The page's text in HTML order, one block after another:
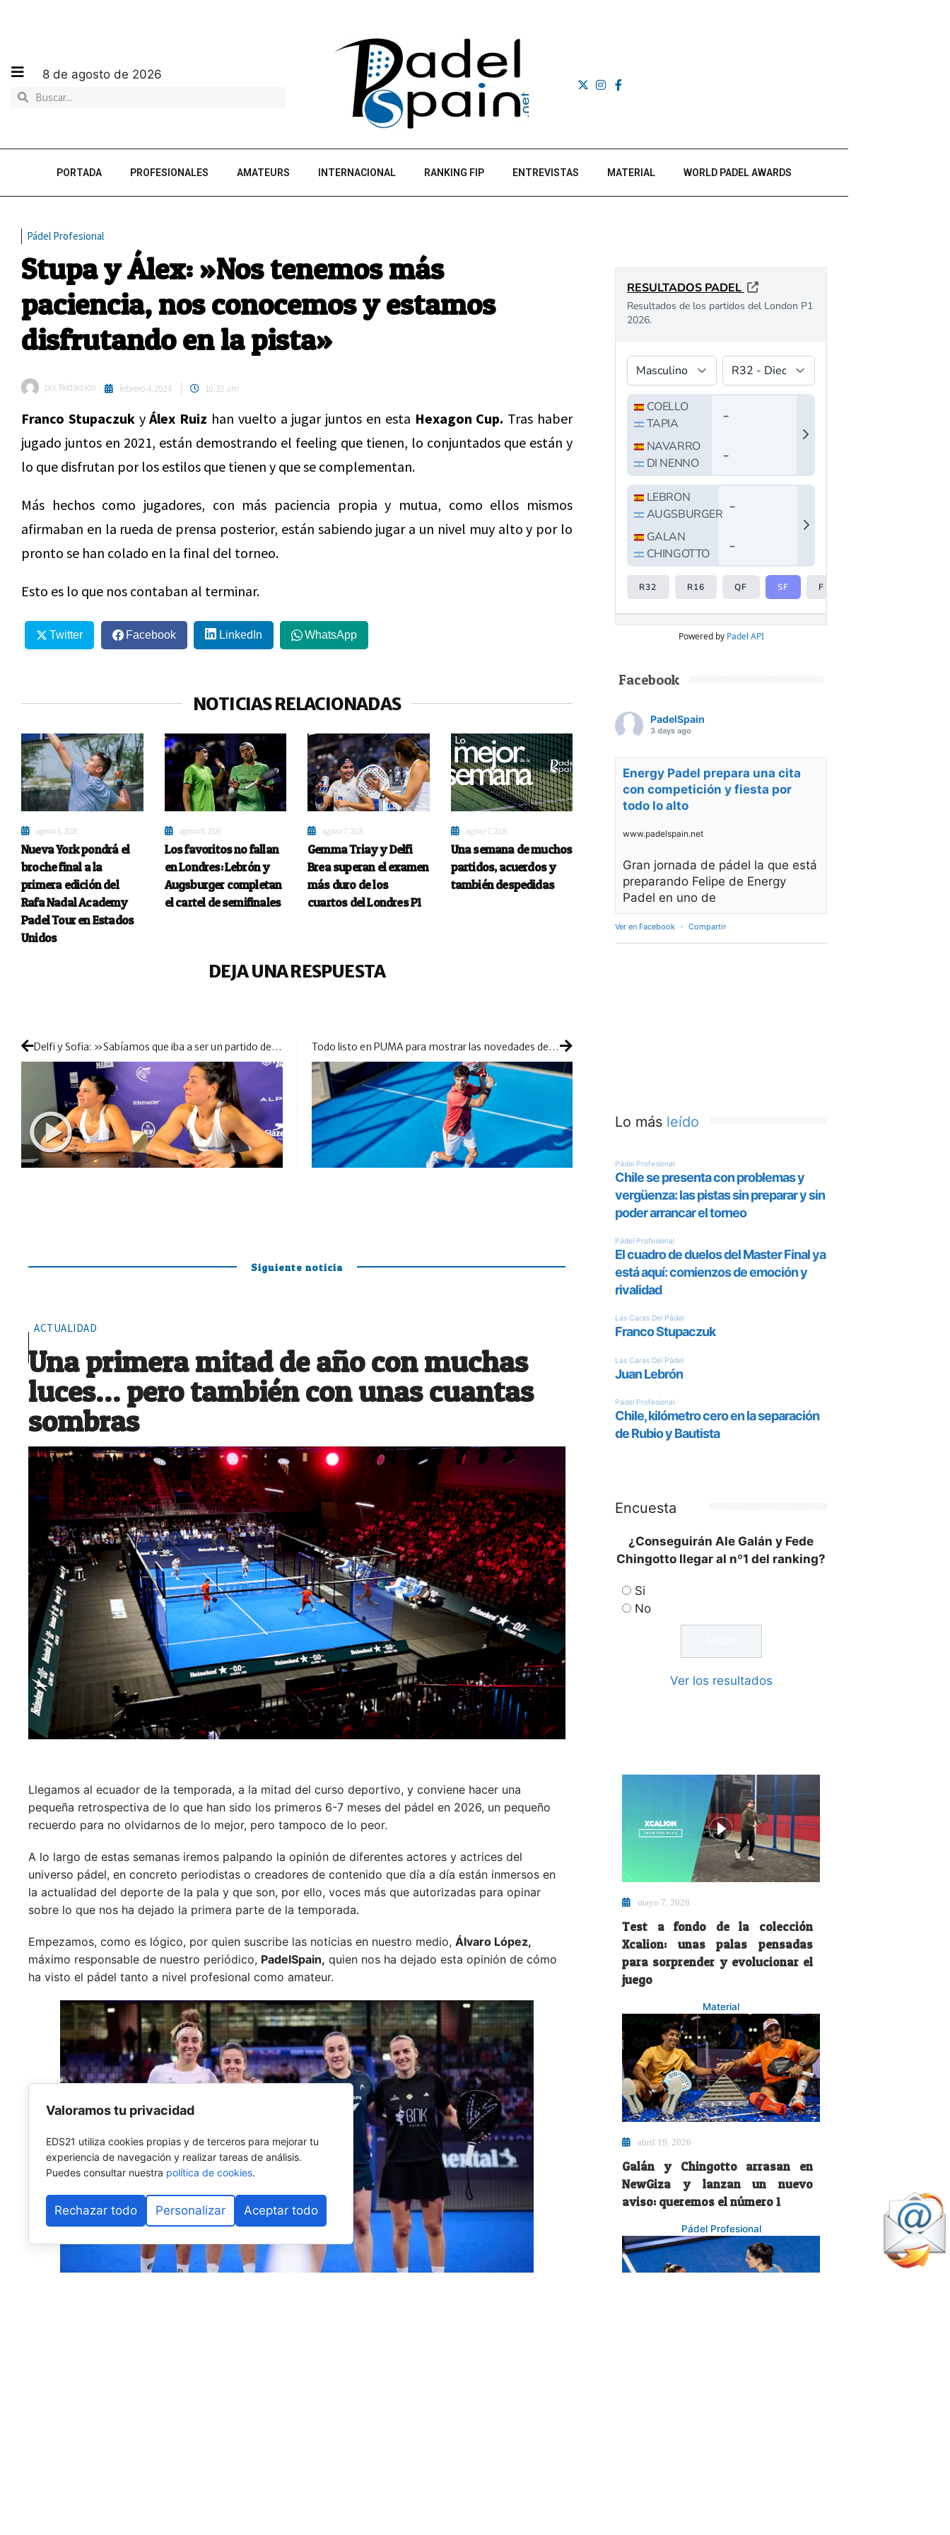
8 de agosto de 2026
PORTADA PROFESIONALES AMATEURS INTERNACIONAL RANKING FIP ENTREVISTAS MATERIAL WORLD PADEL AWARDS
Pádel Profesional
Stupa y Álex: »Nos tenemos más
paciencia, nos conocemos y estamos
disfrutando en la pista»
por Redaccion febrero 4, 2024 10:10 am
Franco StupaczukyÁlex Ruiz han vuelto a jugar juntos en esta Hexagon Cup. Tras haber
jugado juntos en 2021, están demostrando el feeling que tienen, lo conjuntados que están y
lo que disfrutan por los estilos que tienen y que se complementan.
Más hechos como jugadores, con más paciencia propia y mutua, como ellos mismos
afirmaban en la rueda de prensa posterior, están sabiendo jugar a un nivel muy alto y por lo
pronto se han colado en la final del torneo.
Esto es lo que nos contaban al terminar.
Twitter Facebook LinkedIn WhatsApp
NOTICIAS RELACIONADAS
agosto 8, 2026
Nueva York pondrá el
broche final a la
primera edición del
Rafa Nadal Academy
Padel Tour en Estados
Unidos
agosto 8, 2026
Los favoritos no fallan
en Londres: Lebrón y
Augsburger completan
el cartel de semifinales
agosto 7, 2026
Gemma Triay y Delfi
Brea superan el examen
más duro de los
cuartos del Londres P1
agosto 7, 2026
Una semana de muchos
partidos, acuerdos y
también despedidas
DEJA UNA RESPUESTA
Delfi y Sofia: »Sabíamos que iba a ser un partido de sufrir y tuvimos que hacerlo mucho para conseguir la victoria» Todo listo en PUMA para mostrar las novedades de su colección 2024
Siguiente noticia
ACTUALIDAD
Una primera mitad de año con muchas
luces… pero también con unas cuantas
sombras
Llegamos al ecuador de la temporada, a la mitad del curso deportivo, y conviene hacer una
pequeña retrospectiva de lo que han sido los primeros 6-7 meses del pádel en 2026, un pequeño
recuerdo para no olvidarnos de lo mejor, pero tampoco de lo peor.
A lo largo de estas semanas iremos palpando la opinión de diferentes actores y actrices del
universo pádel, en concreto periodistas o creadores de contenido que día a día están inmersos en
la actualidad del deporte de la pala y que son, por ello, voces más que autorizadas para opinar
sobre lo que nos ha dejado la primera parte de la temporada.
Empezamos, como es lógico, por quien suscribe las noticias en nuestro medio, Álvaro López,
máximo responsable de nuestro periódico, PadelSpain, quien nos ha dejado esta opinión de cómo
ha visto el pádel tanto a nivel profesional como amateur.
Powered by Padel API
Facebook
PadelSpain
3 days ago
Energy Padel prepara una cita
con competición y fiesta por
todo lo alto
www.padelspain.net
Gran jornada de pádel la que está
preparando Felipe de Energy
Padel en uno de
Ver en Facebook · Compartir
Lo más leído
Encuesta
¿Conseguirán Ale Galán y Fede
Chingotto llegar al nº1 del ranking?
Si
No
Ver los resultados
mayo 7, 2026
Test a fondo de la colección
Xcalion: unas palas pensadas
para sorprender y evolucionar el
juego
Material
abril 19, 2026
Galán y Chingotto arrasan en
NewGiza y lanzan un nuevo
aviso: queremos el número 1
Pádel Profesional
Valoramos tu privacidad
EDS21 utiliza cookies propias y de terceros para mejorar tu
experiencia de navegación y realizar tareas de análisis.
Puedes consultar nuestra política de cookies.
Rechazar todo Personalizar Aceptar todo